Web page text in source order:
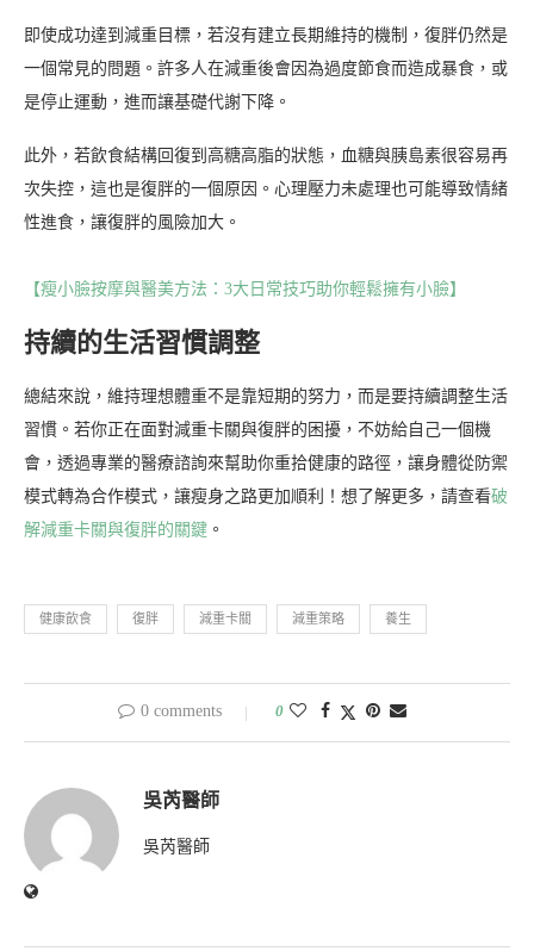
即使成功達到減重目標，若沒有建立長期維持的機制，復胖仍然是
一個常見的問題。許多人在減重後會因為過度節食而造成暴食，或
是停止運動，進而讓基礎代謝下降。
此外，若飲食結構回復到高糖高脂的狀態，血糖與胰島素很容易再
次失控，這也是復胖的一個原因。心理壓力未處理也可能導致情緒
性進食，讓復胖的風險加大。
【瘦小臉按摩與醫美方法：3大日常技巧助你輕鬆擁有小臉】
持續的生活習慣調整
總結來說，維持理想體重不是靠短期的努力，而是要持續調整生活
習慣。若你正在面對減重卡關與復胖的困擾，不妨給自己一個機
會，透過專業的醫療諮詢來幫助你重拾健康的路徑，讓身體從防禦
模式轉為合作模式，讓瘦身之路更加順利！想了解更多，請查看破
解減重卡關與復胖的關鍵 。
健康飲食 復胖 減重卡關 減重策略 養生
0 comments 0
吳芮醫師
吳芮醫師